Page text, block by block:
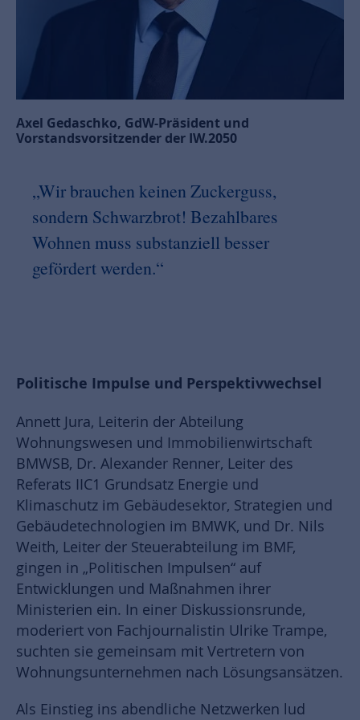
Axel Gedaschko, GdW-Präsident und
Vorstandsvorsitzender der IW.2050
„Wir brauchen keinen Zuckerguss,
sondern Schwarzbrot! Bezahlbares
Wohnen muss substanziell besser
gefördert werden.“
Politische Impulse und Perspektivwechsel
Annett Jura, Leiterin der Abteilung
Wohnungswesen und Immobilienwirtschaft
BMWSB, Dr. Alexander Renner, Leiter des
Referats IIC1 Grundsatz Energie und
Klimaschutz im Gebäudesektor, Strategien und
Gebäudetechnologien im BMWK, und Dr. Nils
Weith, Leiter der Steuerabteilung im BMF,
gingen in „Politischen Impulsen“ auf
Entwicklungen und Maßnahmen ihrer
Ministerien ein. In einer Diskussionsrunde,
moderiert von Fachjournalistin Ulrike Trampe,
suchten sie gemeinsam mit Vertretern von
Wohnungsunternehmen nach Lösungsansätzen.
Als Einstieg ins abendliche Netzwerken lud